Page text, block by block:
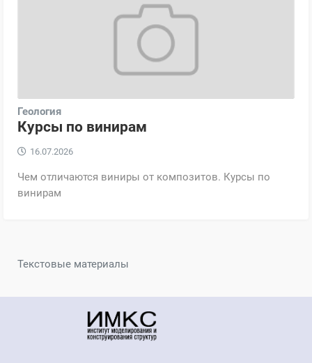
Геология
Курсы по винирам
16.07.2026
Чем отличаются виниры от композитов. Курсы по
винирам
Текстовые материалы